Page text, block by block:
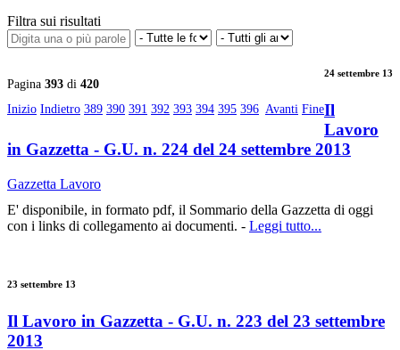
Filtra sui risultati
Pagina 393 di 420
Inizio Indietro 389 390 391 392 393 394 395 396 Avanti Fine
24 settembre 13
Il
Lavoro
in Gazzetta - G.U. n. 224 del 24 settembre 2013
Gazzetta Lavoro
E' disponibile, in formato pdf, il Sommario della Gazzetta di oggi
con i links di collegamento ai documenti. - Leggi tutto...
23 settembre 13
Il Lavoro in Gazzetta - G.U. n. 223 del 23 settembre
2013